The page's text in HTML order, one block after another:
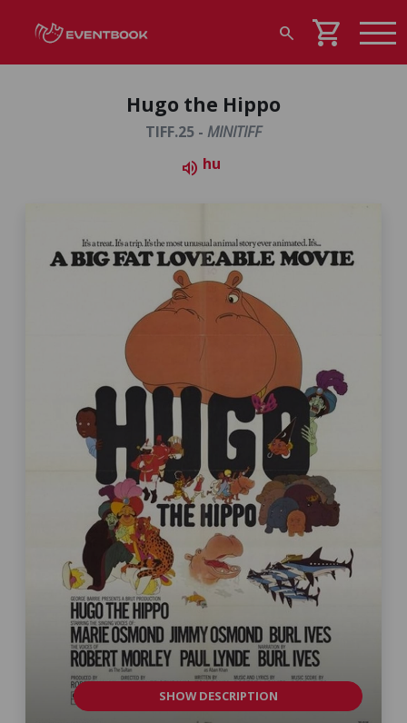
search shopping_cart
Hugo the Hippo
TIFF.25 - MINITIFF
volume_up hu
SHOW DESCRIPTION